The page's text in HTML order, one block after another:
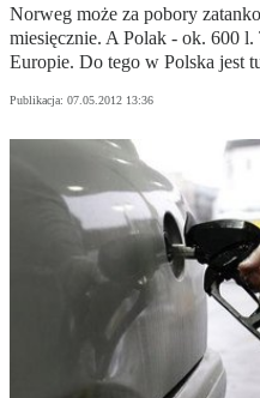
Norweg może za pobory
miesięcznie. A Polak - ok. 600
Europie. Do tego w Polska jest
Publikacja: 07.05.2012 13:36